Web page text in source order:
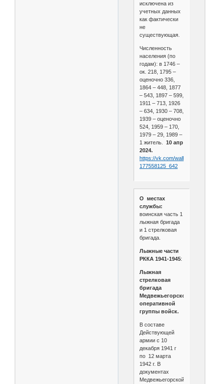
исключена из
учетных данных
как фактически
не
существующая.
Численность
населения (по
годам): в 1746 –
ок. 218, 1795 –
оценочно 336,
1864 – 448, 1877
– 543, 1897 – 599,
1911 – 713, 1926
– 634, 1930 – 708,
1939 – оценочно
524, 1959 – 170,
1979 – 29, 1989 –
1 житель. 10 апр
2024.
https://vk.com/wall-
177558125_642
О местах
службы:
воинская часть 1
лыжная бригада
и 1 стрелковая
бригада.
Лыжные части
РККА 1941-1945:
Лыжная
стрелковая
бригада
Медвежьегорской
оперативной
группы войск.
В составе
Действующей
армии с 10
декабря 1941 г
по 12 марта
1942 г. В
документах
Медвежьегорской